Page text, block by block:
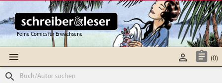
Feine Comics für Erwachsene
  (0)

search